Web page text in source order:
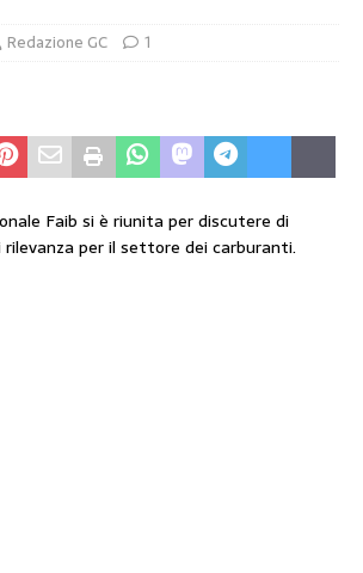
Redazione GC 1
Faib si è riunita per discutere di
per il settore dei carburanti.